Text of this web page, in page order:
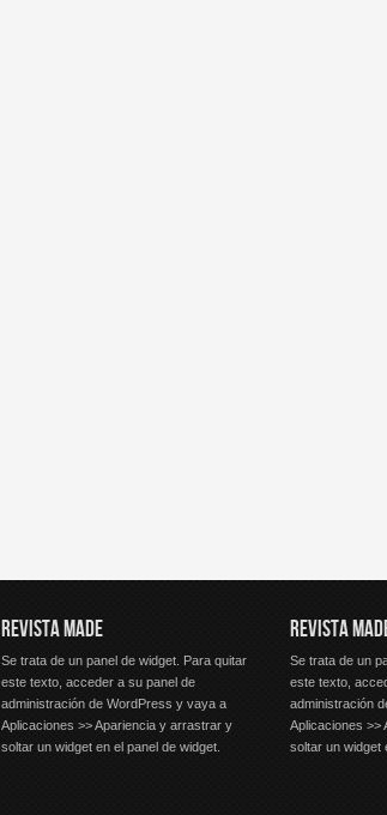
REVISTA MADE
Se trata de un panel de widget. Para quitar
este texto, acceder a su panel de
administración de WordPress y vaya a
Aplicaciones >> Apariencia y arrastrar y
soltar un widget en el panel de widget.
REVISTA
Se trata de un
este texto,
administración
Aplicaciones >>
soltar un widget